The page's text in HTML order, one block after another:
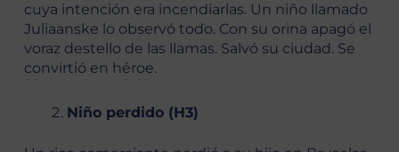
cuya intención era incendiarlas. Un niño llamado
Juliaanske lo observó todo. Con su orina apagó el
voraz destello de las llamas. Salvó su ciudad. Se
convirtió en héroe.
Niño perdido (H3)